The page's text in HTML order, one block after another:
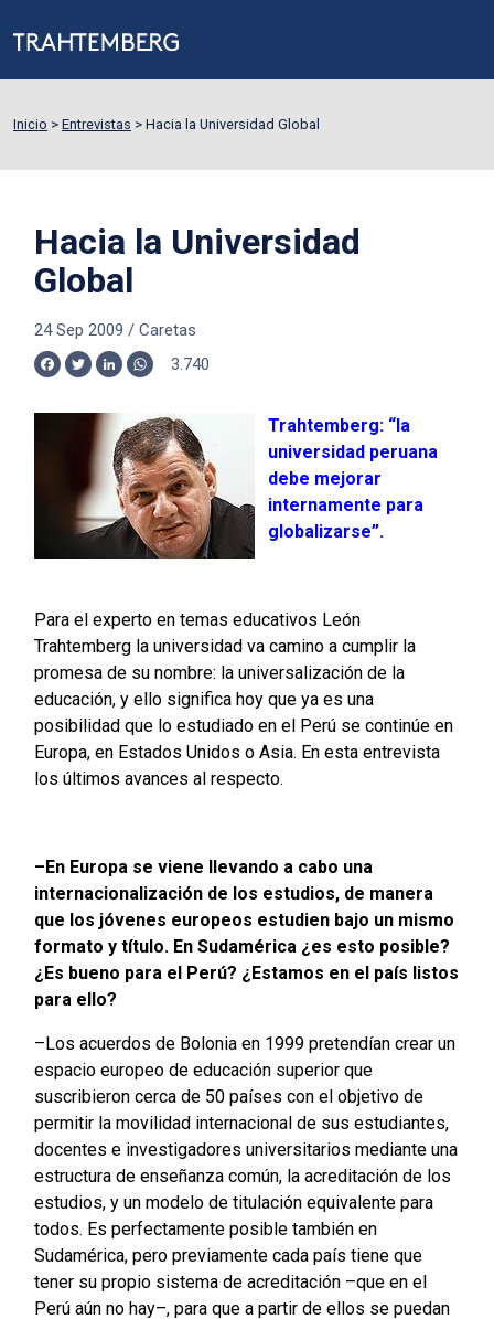
Inicio > Entrevistas > Hacia la Universidad Global
Hacia la Universidad
Global
24 Sep 2009 / Caretas
Facebook
TwitterLinkedInWhatsApp
3.740
Trahtemberg: “la
universidad peruana
debe mejorar
internamente para
globalizarse”.
Para el experto en temas educativos León
Trahtemberg la universidad va camino a cumplir la
promesa de su nombre: la universalización de la
educación, y ello significa hoy que ya es una
posibilidad que lo estudiado en el Perú se continúe en
Europa, en Estados Unidos o Asia. En esta entrevista
los últimos avances al respecto.
–En Europa se viene llevando a cabo una
internacionalización de los estudios, de manera
que los jóvenes europeos estudien bajo un mismo
formato y título. En Sudamérica ¿es esto posible?
¿Es bueno para el Perú? ¿Estamos en el país listos
para ello?
–Los acuerdos de Bolonia en 1999 pretendían crear un
espacio europeo de educación superior que
suscribieron cerca de 50 países con el objetivo de
permitir la movilidad internacional de sus estudiantes,
docentes e investigadores universitarios mediante una
estructura de enseñanza común, la acreditación de los
estudios, y un modelo de titulación equivalente para
todos. Es perfectamente posible también en
Sudamérica, pero previamente cada país tiene que
tener su propio sistema de acreditación –que en el
Perú aún no hay–, para que a partir de ellos se puedan